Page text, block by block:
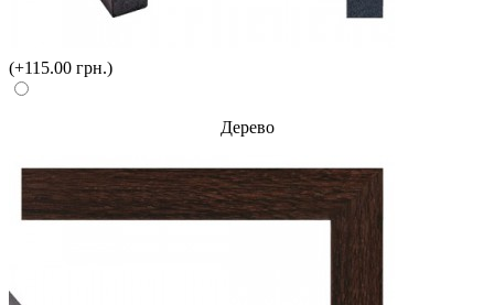
(+115.00 грн.)
Дерево